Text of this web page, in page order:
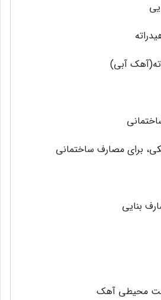
آبي)
براي مصارف ساختماني
بنایی
محیطی آهک